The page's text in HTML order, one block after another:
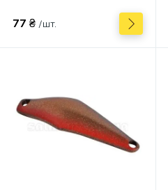
77 ₴ /шт.